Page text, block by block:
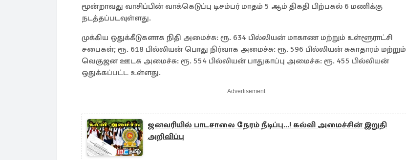
மூன்றாவது வாசிப்பின் வாக்கெடுப்பு டிசம்பர் மாதம் 5 ஆம் திகதி பிற்பகல் 6 மணிக்கு
நடத்தப்படவுள்ளது.
முக்கிய ஒதுக்கீடுகளாக நிதி அமைச்சு: ரூ. 634 பில்லியன் மாகாண மற்றும் உள்ளூராட்சி
சபைகள்; ரூ. 618 பில்லியன் பொது நிர்வாக அமைச்சு: ரூ. 596 பில்லியன் சுகாதாரம் மற்றும்
வெகுஜன ஊடக அமைச்சு: ரூ. 554 பில்லியன் பாதுகாப்பு அமைச்சு: ரூ. 455 பில்லியன்
ஒதுக்கப்பட்ட உள்ளது.
Advertisement
ஜனவரியில் பாடசாலை நேரம் நீடிப்பு...! கல்வி அமைச்சின் இறுதி
அறிவிப்பு